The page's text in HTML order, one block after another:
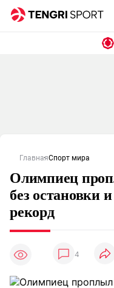
ГлавнаяСпорт мира
Олимпиец
без остановки
рекорд
4